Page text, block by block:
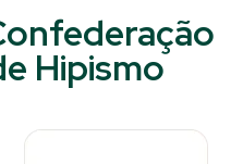
Hipismo